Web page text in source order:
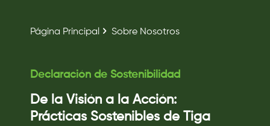
Página Principal Sobre Nosotros
Declaración de Sostenibilidad
De la Visión a la Acción:
Prácticas Sostenibles de Tiga